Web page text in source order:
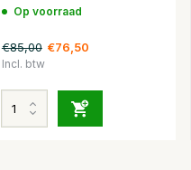
Op voorraad
€85,00 €76,50
Incl. btw